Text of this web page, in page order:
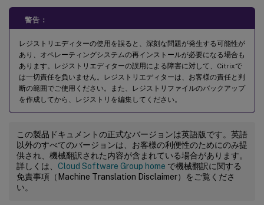
警告：
レジストリエディターの使用を誤ると、深刻な問題が発生する可能性が
あり、オペレーティングシステムの再インストールが必要になる場合も
あります。レジストリエディターの誤用による障害に対して、Citrixで
は一切責任を負いません。レジストリエディターは、お客様の責任と判
断の範囲でご使用ください。また、レジストリファイルのバックアップ
を作成してから、レジストリを編集してください。
この製品ドキュメントの正式なバージョンは英語版です。英語
以外のすべてのバージョンは、お客様の利便性のためにのみ提
供され、機械翻訳された内容が含まれている場合があります。
詳しくは、 Cloud Software Group home で機械翻訳に関する
免責事項（Machine Translation Disclaimer）をご覧くださ
い。